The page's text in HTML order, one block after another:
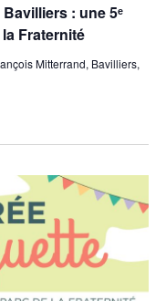
: une 5ᵉ
Fraternité
Mitterrand, Bavilliers,